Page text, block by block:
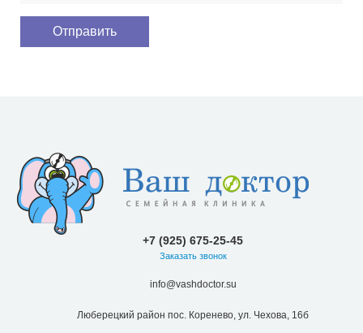
+7 (925) 675-25-45
Заказать звонок
info@vashdoctor.su
Люберецкий район пос. Коренево, ул. Чехова, 16б